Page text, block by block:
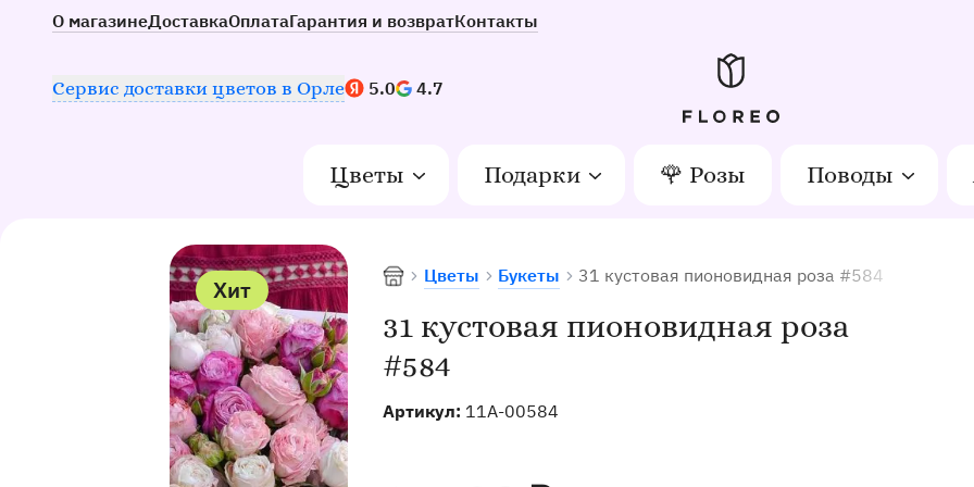
О магазинеДоставкаОплатаГарантия и возвратКонтакты
Сервис доставки цветов в ОрлеНаш рейтинг:
5.0 4.7
Цветы Подарки 🌹 Розы Поводы
31 кустовая пионовидная роза
#584
Артикул: 11A-00584
Доставка цветов в Орле
Цветы Букеты 31 кустовая пионовидная роза #584
Хит